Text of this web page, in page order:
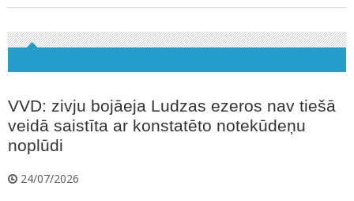
VVD: zivju bojāeja Ludzas ezeros nav tiešā
veidā saistīta ar konstatēto notekūdeņu
noplūdi
24/07/2026